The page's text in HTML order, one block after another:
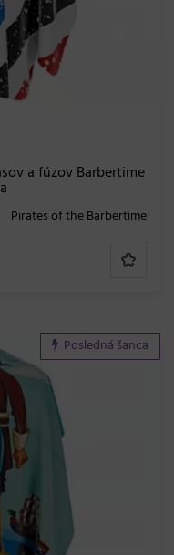
a fúzov Barbertime
Pirates of the Barbertime
Posledná šanca